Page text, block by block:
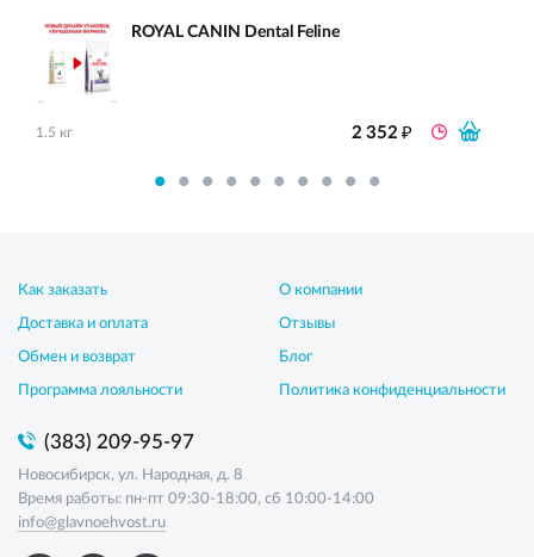
ROYAL CANIN Dental Feline
1.5 кг 2 352₽
Как заказать
Доставка и оплата
Обмен и возврат
Программа лояльности
О компании
Отзывы
Блог
Политика конфиденциальности
(383) 209-95-97
Новосибирск, ул. Народная, д. 8
Время работы: пн-пт 09:30-18:00, сб 10:00-14:00
info@glavnoehvost.ru